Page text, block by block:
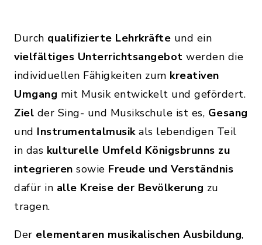
Durch qualifizierte Lehrkräfte und ein
vielfältiges Unterrichtsangebot werden die
individuellen Fähigkeiten zum kreativen
Umgang mit Musik entwickelt und gefördert.
Ziel der Sing- und Musikschule ist es, Gesang
und Instrumentalmusikals lebendigen Teil
in das kulturelle Umfeld Königsbrunns zu
integrieren sowie Freude und Verständnis
dafür in alle Kreise der Bevölkerung zu
tragen.
Der elementaren musikalischen Ausbildung,